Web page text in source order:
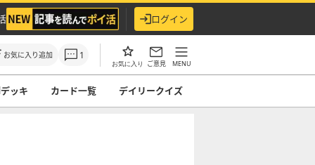
ログイン
お気に入り追加 1
お気に入り ご意見 MENU
ッキ カード一覧 デイリークイズ